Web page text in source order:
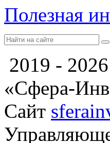
Полезная
2019 -
«Сфера-
Сайт